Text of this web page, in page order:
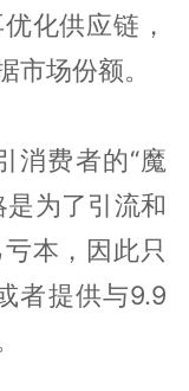
化供应链，
市场份额。
消费者的“魔
为了引流和
本，因此只
者提供与9.9